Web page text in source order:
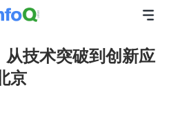
技术突破到创新应
京